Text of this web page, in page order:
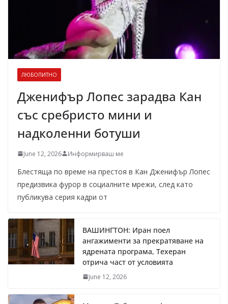
ЛЮБОПИТНО
Дженифър Лопес зарадва Кан
със сребристо мини и
надколенни ботуши
June 12, 2026 Информирваш ме
Блестяща по време на престоя в Кан Дженифър Лопес
предизвика фурор в социалните мрежи, след като
публикува серия кадри от
ВАШИНГТОН: Иран поел
ангажименти за прекратяване на
ядрената програма, Техеран
отрича част от условията
June 12, 2026